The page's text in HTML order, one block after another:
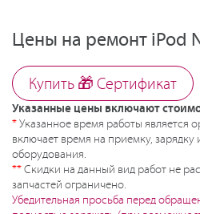
Цены на ремонт iPod
Купить 🎁 Cертификат
Указанные цены включают
*Указанное время работы является
включает время на приемку,
оборудования.
**Скидки на данный вид работ не
запчастей ограничено.
Убедительная просьба перед